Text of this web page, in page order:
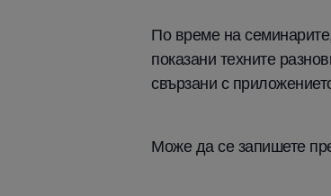
По време на
показани техните
свързани с
Може да се запишете